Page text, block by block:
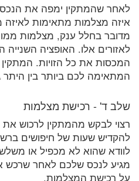
לאחר שהמתקין ימפה את הנכס
איזה מצלמות מתאימות
לאזורים אלו. האופציה השנייה
המכסות את כל הזויות.
המתאימה לכם ביותר בין
שלב ד' - רכישת מצלמות
רצוי לבקש מהמתקין לרכוש
להקדיש שעות של חיפושים
לוודא שהוא לא מכפיל או
מגיע לנכס שלכם לאחר שרכש
על רכישת המצלמות.